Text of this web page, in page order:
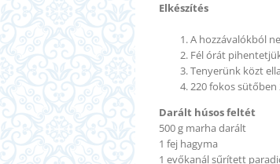
Elkészítés
A hozzávalókból
Fél órát
Tenyerünk közt
220 fokos sütőben
Darált húsosfeltét
500 g marha darált
1 fej hagyma
1 evőkanál sűrített par